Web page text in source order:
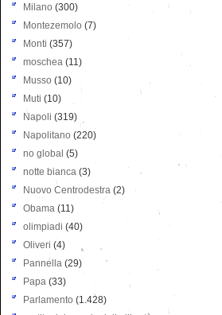
Milano (300)
Montezemolo (7)
Monti (357)
moschea (11)
Musso (10)
Muti (10)
Napoli (319)
Napolitano (220)
no global (5)
notte bianca (3)
Nuovo Centrodestra (2)
Obama (11)
olimpiadi (40)
Oliveri (4)
Pannella (29)
Papa (33)
Parlamento (1.428)